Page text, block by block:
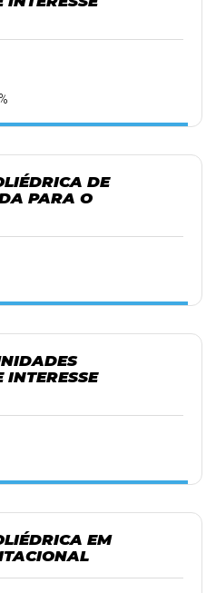
DE
PARA O
EM